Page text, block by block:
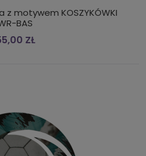
motywem KOSZYKÓWKI
BAS
ZŁ